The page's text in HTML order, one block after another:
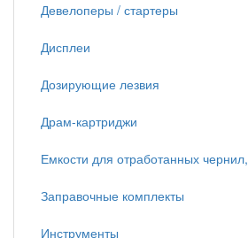
Девелоперы / стартеры
Дисплеи
Дозирующие лезвия
Драм-картриджи
Емкости для отработанных чернил,
Заправочные комплекты
Инструменты